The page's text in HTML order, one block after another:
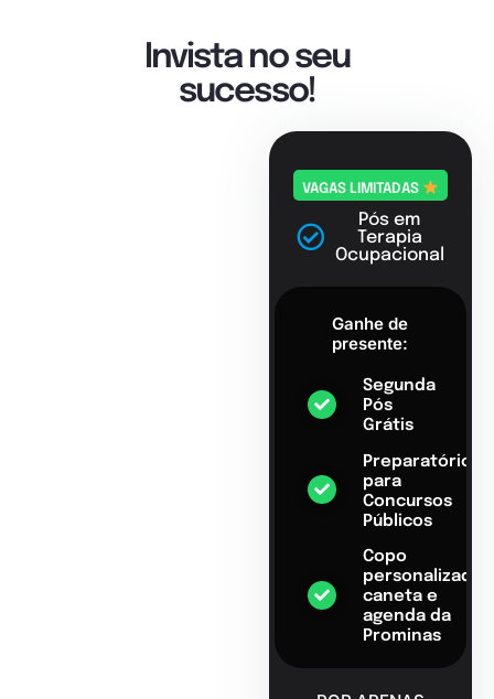
Invista no seu
sucesso!
VAGAS LIMITADAS
Pós em
Terapia
Ocupacional
Ganhe de
presente:
Segunda
Pós
Grátis
Preparatório
para
Concursos
Públicos
Copo
personalizado,
caneta e
agenda da
Prominas